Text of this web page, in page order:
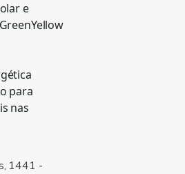
e
para
nas
1441 -